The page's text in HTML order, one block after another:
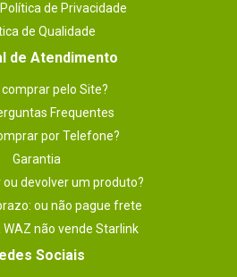
de Privacidade
de Qualidade
de Atendimento
pelo Site?
Frequentes
por Telefone?
Garantia
devolver um produto?
ou não pague frete
WAZ não vende Starlink
Sociais